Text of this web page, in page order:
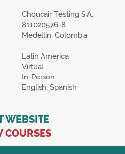
Choucair Testing S.A.
811020576-8
Medellin, Colombia
Latin America
Virtual
In-Person
English, Spanish
WEBSITE
COURSES